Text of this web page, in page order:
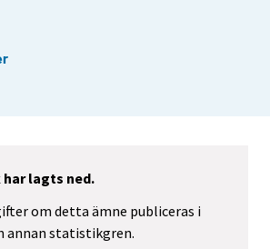
lagts ned.
om detta ämne publiceras i
annan statistikgren.